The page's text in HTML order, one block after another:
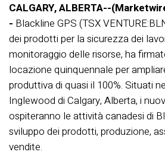
CALGARY, ALBERTA--
- Blackline GPS (TSX
dei prodotti per la sicurezza dei
monitoraggio delle risorse, ha
locazione quinquennale per
produttiva di quasi il 100%. Situati
Inglewood di Calgary, Alberta, i
ospiteranno le attività canadesi di
sviluppo dei prodotti, produzione,
vendite.